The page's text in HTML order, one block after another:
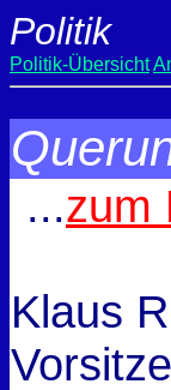
Politik
Politik-Übersicht
...zum
Klaus